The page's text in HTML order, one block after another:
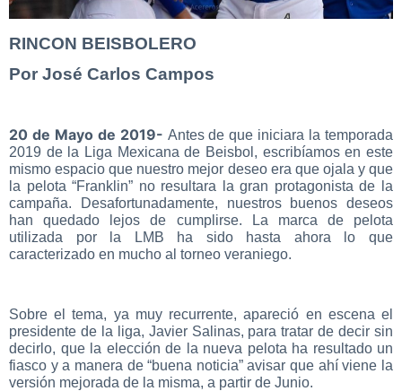
RINCON BEISBOLERO
Por José Carlos Campos
20 de Mayo de 2019- Antes de que iniciara la temporada
2019 de la Liga Mexicana de Beisbol, escribíamos en este
mismo espacio que nuestro mejor deseo era que ojala y que
la pelota “Franklin” no resultara la gran protagonista de la
campaña. Desafortunadamente, nuestros buenos deseos
han quedado lejos de cumplirse. La marca de pelota
utilizada por la LMB ha sido hasta ahora lo que
caracterizado en mucho al torneo veraniego.
Sobre el tema, ya muy recurrente, apareció en escena el
presidente de la liga, Javier Salinas, para tratar de decir sin
decirlo, que la elección de la nueva pelota ha resultado un
fiasco y a manera de “buena noticia” avisar que ahí viene la
versión mejorada de la misma, a partir de Junio.